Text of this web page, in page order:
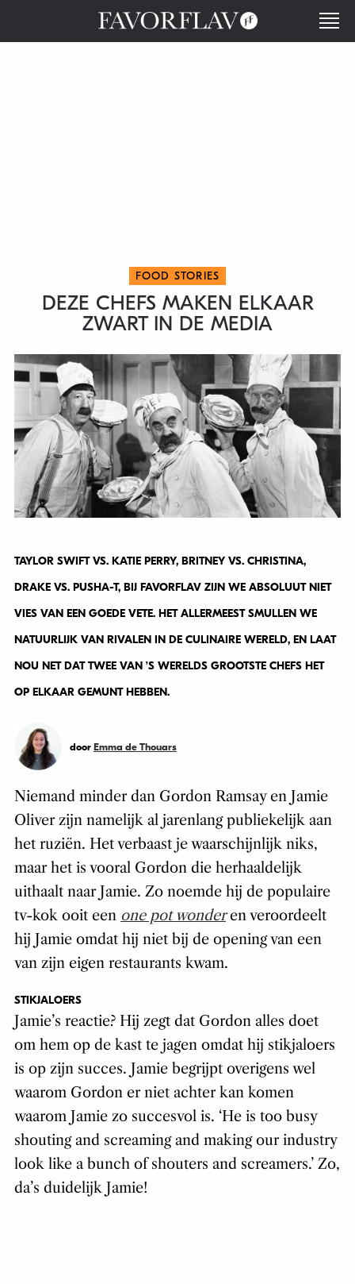
FOOD STORIES
DEZE CHEFS MAKEN ELKAAR
ZWART IN DE MEDIA
TAYLOR SWIFT VS. KATIE PERRY, BRITNEY VS. CHRISTINA,
DRAKE VS. PUSHA-T, BIJ FAVORFLAV ZIJN WE ABSOLUUT NIET
VIES VAN EEN GOEDE VETE. HET ALLERMEEST SMULLEN WE
NATUURLIJK VAN RIVALEN IN DE CULINAIRE WERELD, EN LAAT
NOU NET DAT TWEE VAN ’S WERELDS GROOTSTE CHEFS HET
OP ELKAAR GEMUNT HEBBEN.
door Emma de Thouars
Niemand minder dan Gordon Ramsay en Jamie
Oliver zijn namelijk al jarenlang publiekelijk aan
het ruziën. Het verbaast je waarschijnlijk niks,
maar het is vooral Gordon die herhaaldelijk
uithaalt naar Jamie. Zo noemde hij de populaire
tv-kok ooit een one pot wonderen veroordeelt
hij Jamie omdat hij niet bij de opening van een
van zijn eigen restaurants kwam.
STIKJALOERS
Jamie’s reactie? Hij zegt dat Gordon alles doet
om hem op de kast te jagen omdat hij stikjaloers
is op zijn succes. Jamie begrijpt overigens wel
waarom Gordon er niet achter kan komen
waarom Jamie zo succesvol is. ‘He is too busy
shouting and screaming and making our industry
look like a bunch of shouters and screamers.’ Zo,
da’s duidelijk Jamie!